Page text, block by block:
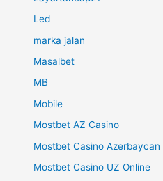
Led
marka jalan
Masalbet
MB
Mobile
Mostbet AZ Casino
Mostbet Casino Azerbaycan
Mostbet Casino UZ Online